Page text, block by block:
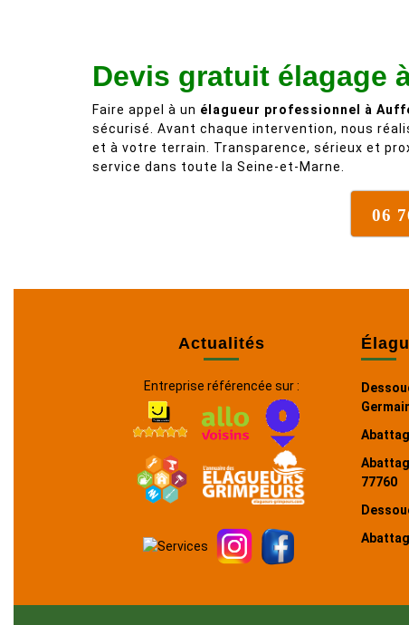
Devis gratuit élagage
Faire appel à un élagueur professionnel à
sécurisé. Avant chaque intervention, nous
et à votre terrain. Transparence, sérieux et
service dans toute la Seine-et-Marne.
06
Actualités
Entreprise référencée sur :
77760